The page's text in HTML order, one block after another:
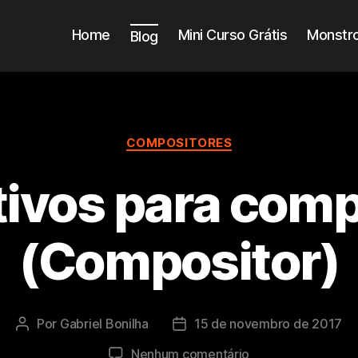
Home Blog Mini Curso Grátis
Categorias
COMPOSITORES
para
(Compositor)
Autor
Por Gabriel Bonilha
Data15 de novembro de 2017
Nenhum comentário